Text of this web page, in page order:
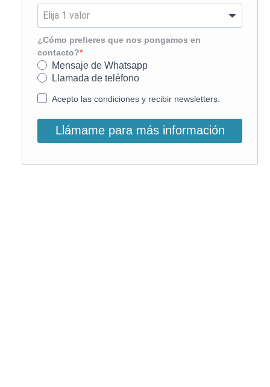
¿Cómo prefieres que nos pongamos en
contacto?
Mensaje de Whatsapp
Llamada de teléfono
Acepto las condiciones y recibir newsletters.
Llámame para más información